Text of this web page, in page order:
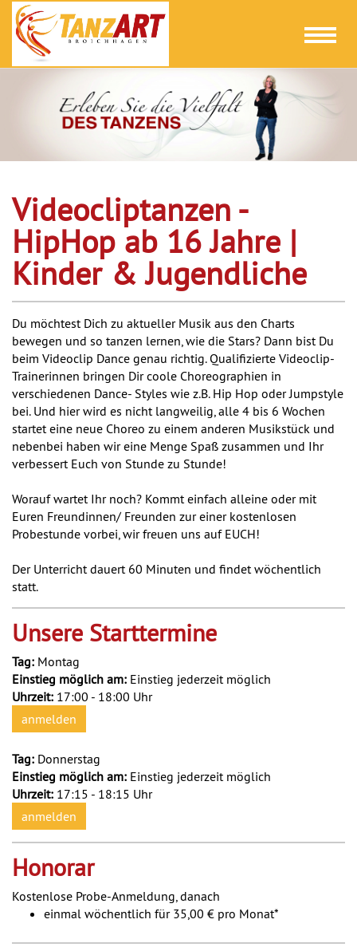
Toggle
Videocliptanzen -
HipHop ab 16 Jahre |
Kinder & Jugendliche
Du möchtest Dich zu aktueller Musik aus den Charts
bewegen und so tanzen lernen, wie die Stars? Dann bist Du
beim Videoclip Dance genau richtig. Qualifizierte Videoclip-
Trainerinnen bringen Dir coole Choreographien in
verschiedenen Dance- Styles wie z.B. Hip Hop oder Jumpstyle
bei. Und hier wird es nicht langweilig, alle 4 bis 6 Wochen
startet eine neue Choreo zu einem anderen Musikstück und
nebenbei haben wir eine Menge Spaß zusammen und Ihr
verbessert Euch von Stunde zu Stunde!
Worauf wartet Ihr noch? Kommt einfach alleine oder mit
Euren Freundinnen/ Freunden zur einer kostenlosen
Probestunde vorbei, wir freuen uns auf EUCH!
Der Unterricht dauert 60 Minuten und findet wöchentlich
statt.
Unsere Starttermine
Tag: Montag
Einstieg möglich am: Einstieg jederzeit möglich
Uhrzeit: 17:00 - 18:00 Uhr
anmelden
Tag: Donnerstag
Einstieg möglich am: Einstieg jederzeit möglich
Uhrzeit: 17:15 - 18:15 Uhr
anmelden
Honorar
Kostenlose Probe-Anmeldung, danach
einmal wöchentlich für 35,00 € pro Monat*